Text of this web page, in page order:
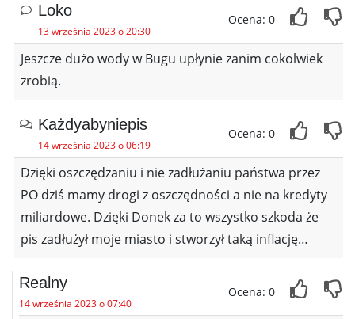
Loko
13 września 2023 o 20:30
Ocena: 0
Jeszcze dużo wody w Bugu upłynie zanim cokolwiek
zrobią.
Każdyabyniepis
14 września 2023 o 06:19
Ocena: 0
Dzięki oszczędzaniu i nie zadłużaniu państwa przez
PO dziś mamy drogi z oszczędności a nie na kredyty
miliardowe. Dzięki Donek za to wszystko szkoda że
pis zadłużył moje miasto i stworzył taką inflację…
Realny
14 września 2023 o 07:40
Ocena: 0